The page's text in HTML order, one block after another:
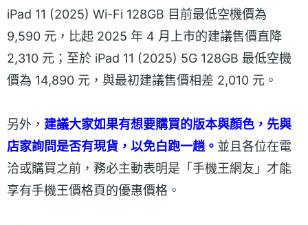
iPad 11 (2025) Wi-Fi 128GB 目前最低空機價為
9,590 元，比起 2025 年 4 月上市的建議售價直降
2,310 元；至於 iPad 11 (2025) 5G 128GB 最低空機
價為 14,890 元，與最初建議售價相差 2,010 元。
另外， 建議大家如果有想要購買的版本與顏色，先與
店家詢問是否有現貨，以免白跑一趟。 並且各位在電
洽或購買之前，務必主動表明是「手機王網友」才能
享有手機王價格頁的優惠價格。